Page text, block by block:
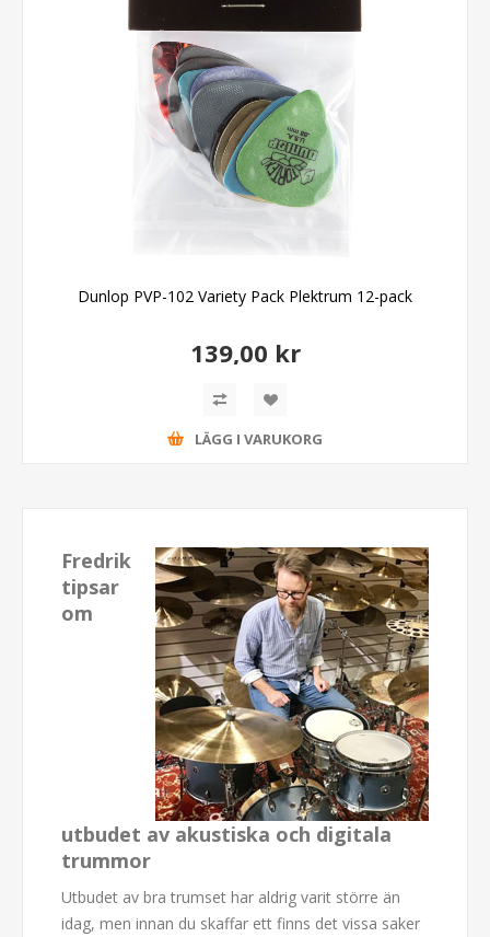
Dunlop PVP-102 Variety Pack Plektrum 12-pack
139,00 kr
LÄGG I VARUKORG
Fredrik
tipsar
om
utbudet av akustiska och digitala
trummor
Utbudet av bra trumset har aldrig varit större än
idag, men innan du skaffar ett finns det vissa saker